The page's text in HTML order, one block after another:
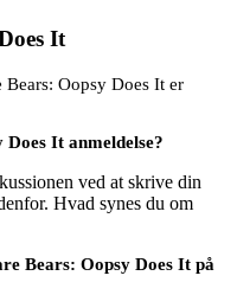
It
Bears: Oopsy Does It er
It anmeldelse?
ved at skrive din
Hvad synes du om
Bears: Oopsy Does It på